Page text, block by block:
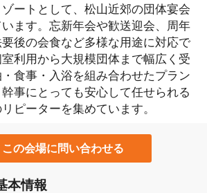
ートとして、松山近郊の団体宴会
ます。忘新年会や歓送迎会、周年
後の会食など多様な用途に対応で
利用から大規模団体まで幅広く受
食事・入浴を組み合わせたプラン
事にとっても安心して任せられる
ピーターを集めています。
この会場に問い合わせる
本情報